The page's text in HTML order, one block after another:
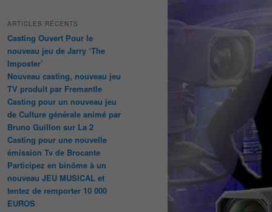
ARTICLES RÉCENTS
Casting Ouvert Pour le
nouveau jeu de Jarry ‘The
Imposter’
Nouveau casting, nouveau jeu
TV produit par Fremantle
Casting pour un nouveau jeu
de Culture générale animé par
Bruno Guillon sur La 2
Casting pour une nouvelle
émission Tv de Brocante
Participez en binôme à un
nouveau JEU MUSICAL et
tentez de remporter 10 000
EUROS